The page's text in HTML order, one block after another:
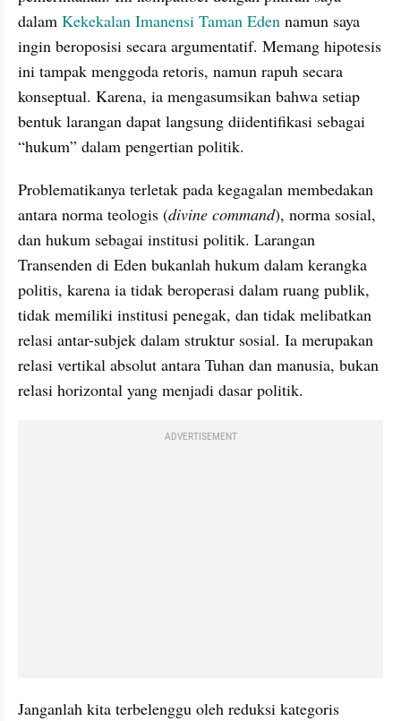
dalam Kekekalan Imanensi Taman Eden namun saya
ingin beroposisi secara argumentatif. Memang hipotesis
ini tampak menggoda retoris, namun rapuh secara
konseptual. Karena, ia mengasumsikan bahwa setiap
bentuk larangan dapat langsung diidentifikasi sebagai
“hukum” dalam pengertian politik.
Problematikanya terletak pada kegagalan membedakan
antara norma teologis (divine command), norma sosial,
dan hukum sebagai institusi politik. Larangan
Transenden di Eden bukanlah hukum dalam kerangka
politis, karena ia tidak beroperasi dalam ruang publik,
tidak memiliki institusi penegak, dan tidak melibatkan
relasi antar-subjek dalam struktur sosial. Ia merupakan
relasi vertikal absolut antara Tuhan dan manusia, bukan
relasi horizontal yang menjadi dasar politik.
ADVERTISEMENT
Janganlah kita terbelenggu oleh reduksi kategoris